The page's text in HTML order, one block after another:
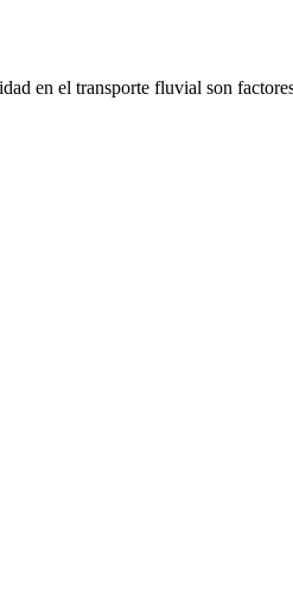
en el transporte fluvial son